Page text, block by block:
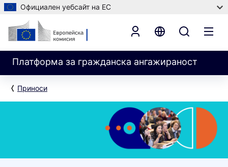
Официален уебсайт на ЕС
Платформа за гражданска ангажираност
Приноси